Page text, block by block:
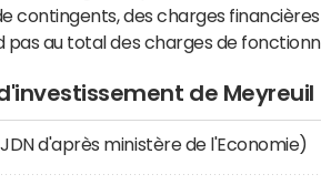
contingents, des charges
pas au total des charges de
de Meyreuil
d'après ministère de l'Economie)